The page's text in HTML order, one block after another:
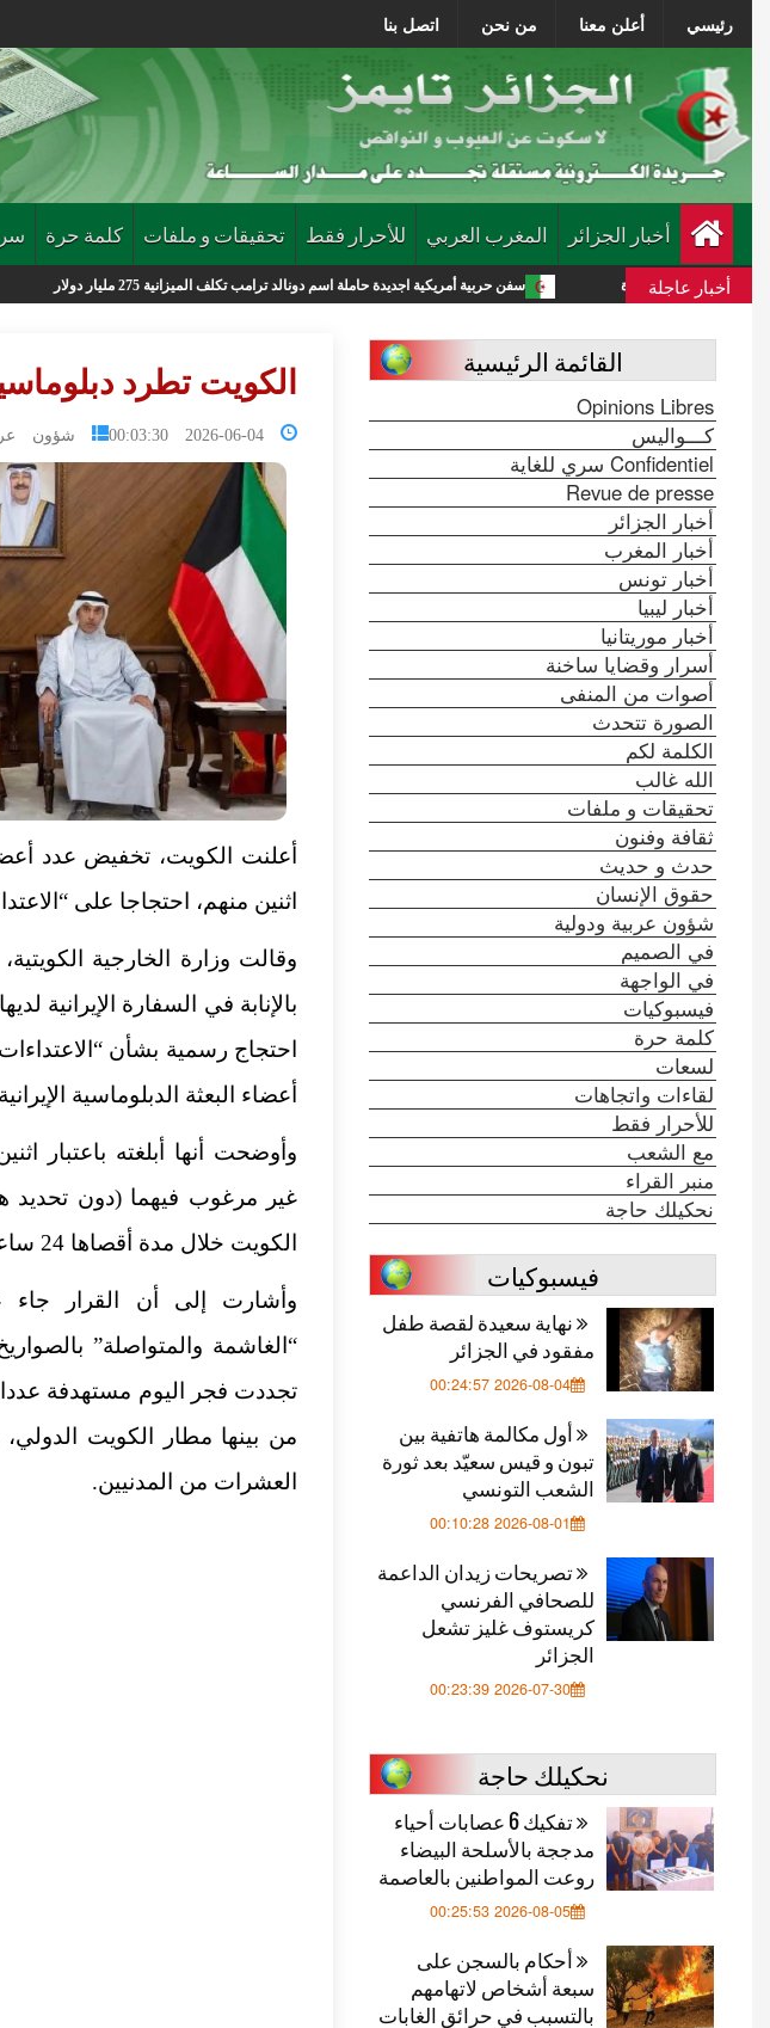
رئيسي أعلن معنا من نحن اتصل بنا
أخبار الجزائر المغرب العربي للأحرار فقط تحقيقات و ملفات كلمة حرة
أخبار عاجلة الأمم سفن حربية أمريكية اجديدة حاملة اسم دونالد ترامب تكلف الميزانية 275 مليار دولار جديدة
الكويت تطرد
2026-06-04 00:03:30 شؤون
أعلنت الكويت، تخفيض عدد
اثنين منهم، احتجاجا على
وقالت وزارة الخارجية
بالإنابة في السفارة الإيرانية
احتجاج رسمية بشأن
أعضاء البعثة الدبلوماسية
وأوضحت أنها أبلغته باعتبار
غير مرغوب فيهما (دون تحديد
الكويت خلال مدة أقصاها 24 ساعة.
وأشارت إلى أن القرار جاء
“الغاشمة والمتواصلة”
تجددت فجر اليوم مستهدفة عددا
من بينها مطار الكويت
العشرات من المدنيين.
القائمة الرئيسية
Opinions Libres
كـــواليس
Confidentiel سري للغاية
Revue de presse
أخبار الجزائر
أخبار المغرب
أخبار تونس
أخبار ليبيا
أخبار موريتانيا
أسرار وقضايا ساخنة
أصوات من المنفى
الصورة تتحدث
الكلمة لكم
الله غالب
تحقيقات و ملفات
ثقافة وفنون
حدث و حديث
حقوق الإنسان
شؤون عربية ودولية
في الصميم
في الواجهة
فيسبوكيات
كلمة حرة
لسعات
لقاءات واتجاهات
للأحرار فقط
مع الشعب
منبر القراء
نحكيلك حاجة
فيسبوكيات
نهاية سعيدة لقصة طفل
مفقود في الجزائر
2026-08-04 00:24:57
أول مكالمة هاتفية بين
تبون و قيس سعيّد بعد ثورة
الشعب التونسي
2026-08-01 00:10:28
تصريحات زيدان الداعمة
للصحافي الفرنسي
كريستوف غليز تشعل
الجزائر
2026-07-30 00:23:39
نحكيلك حاجة
تفكيك 6 عصابات أحياء
مدججة بالأسلحة البيضاء
روعت المواطنين بالعاصمة
2026-08-05 00:25:53
أحكام بالسجن على
سبعة أشخاص لاتهامهم
بالتسبب في حرائق الغابات